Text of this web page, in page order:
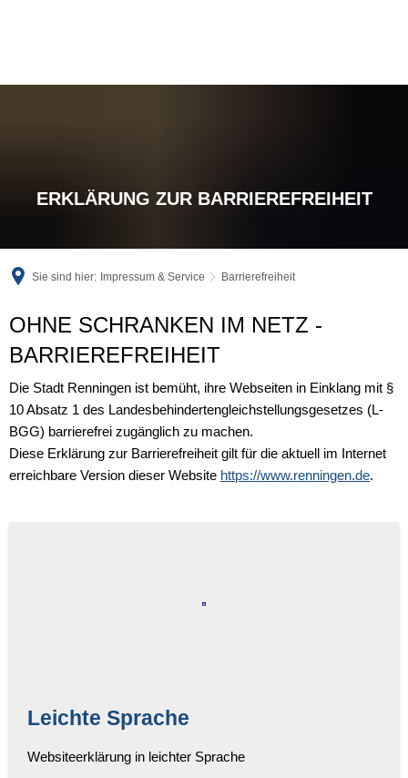
ERKLÄRUNG ZUR BARRIEREFREIHEIT
Sie sind hier: Impressum & Service Barrierefreiheit
Barrierefreiheit
OHNE SCHRANKEN IM NETZ -
BARRIEREFREIHEIT
Die Stadt Renningen ist bemüht, ihre Webseiten in Einklang mit §
10 Absatz 1 des Landesbehindertengleichstellungsgesetzes (L-
BGG) barrierefrei zugänglich zu machen.
Diese Erklärung zur Barrierefreiheit gilt für die aktuell im Internet
erreichbare Version dieser Website https://www.renningen.de.
Leichte Sprache
Websiteerklärung in leichter Sprache